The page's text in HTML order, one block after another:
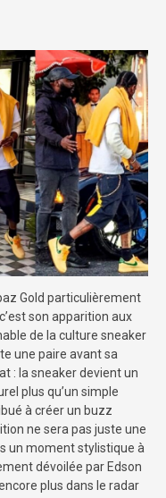
Gold particulièrement
son apparition aux
de la culture sneaker
une paire avant sa
: la sneaker devient un
plus qu’un simple
à créer un buzz
ne sera pas juste une
un moment stylistique à
dévoilée par Edson
plus dans le radar